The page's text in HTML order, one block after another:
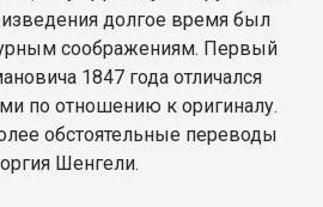
долгое время был
соображениям. Первый
1847 года отличался
по отношению к оригиналу.
обстоятельные переводы
Шенгели.